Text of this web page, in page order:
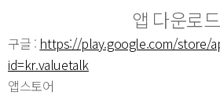
앱 다운로드
구글 : https://play.google.com/store/
id=kr.valuetalk
앱스토어